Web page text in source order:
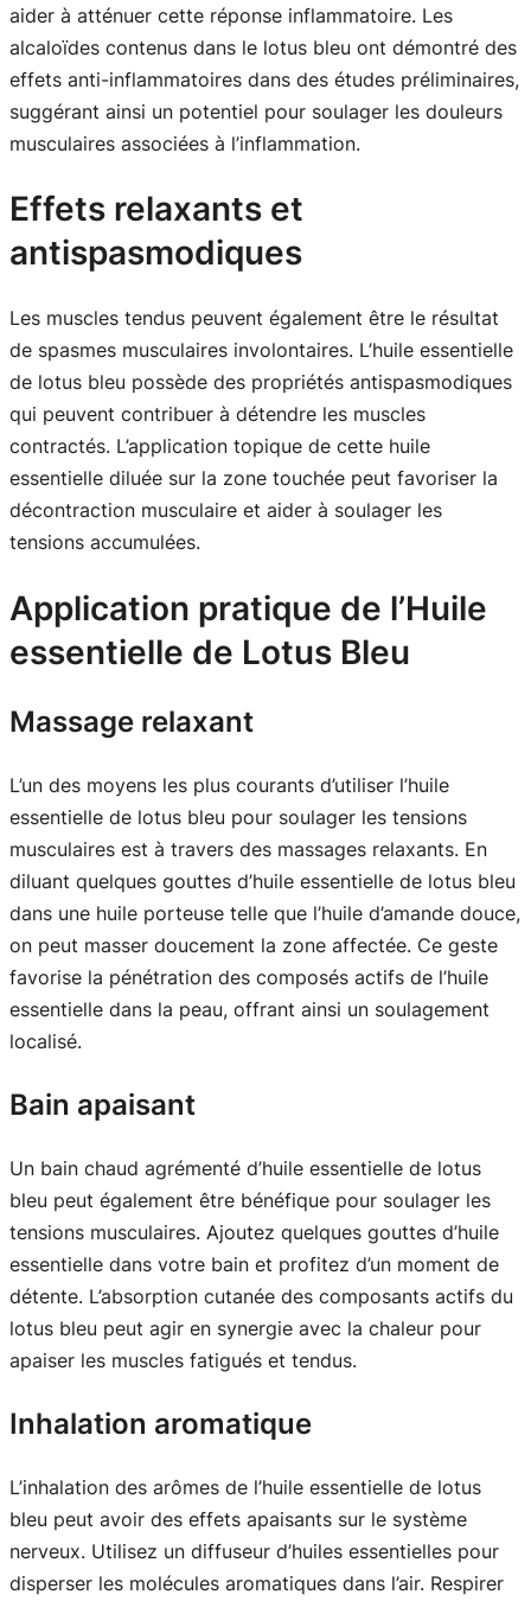
aider à atténuer cette réponse inflammatoire. Les
alcaloïdes contenus dans le lotus bleu ont démontré des
effets anti-inflammatoires dans des études préliminaires,
suggérant ainsi un potentiel pour soulager les douleurs
musculaires associées à l’inflammation.
Effets relaxants et
antispasmodiques
Les muscles tendus peuvent également être le résultat
de spasmes musculaires involontaires. L’huile essentielle
de lotus bleu possède des propriétés antispasmodiques
qui peuvent contribuer à détendre les muscles
contractés. L’application topique de cette huile
essentielle diluée sur la zone touchée peut favoriser la
décontraction musculaire et aider à soulager les
tensions accumulées.
Application pratique de l’Huile
essentielle de Lotus Bleu
Massage relaxant
L’un des moyens les plus courants d’utiliser l’huile
essentielle de lotus bleu pour soulager les tensions
musculaires est à travers des massages relaxants. En
diluant quelques gouttes d’huile essentielle de lotus bleu
dans une huile porteuse telle que l’huile d’amande douce,
on peut masser doucement la zone affectée. Ce geste
favorise la pénétration des composés actifs de l’huile
essentielle dans la peau, offrant ainsi un soulagement
localisé.
Bain apaisant
Un bain chaud agrémenté d’huile essentielle de lotus
bleu peut également être bénéfique pour soulager les
tensions musculaires. Ajoutez quelques gouttes d’huile
essentielle dans votre bain et profitez d’un moment de
détente. L’absorption cutanée des composants actifs du
lotus bleu peut agir en synergie avec la chaleur pour
apaiser les muscles fatigués et tendus.
Inhalation aromatique
L’inhalation des arômes de l’huile essentielle de lotus
bleu peut avoir des effets apaisants sur le système
nerveux. Utilisez un diffuseur d’huiles essentielles pour
disperser les molécules aromatiques dans l’air. Respirer